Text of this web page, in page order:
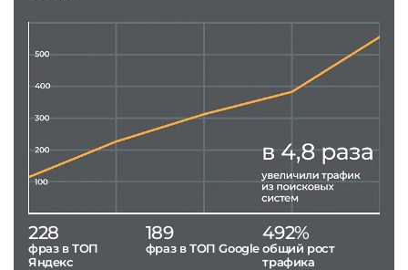
228
фраз в ТОП
Яндекс
189
фраз в ТОП Google
492%
общий рост
трафика